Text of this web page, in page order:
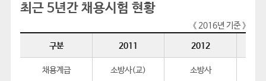
최근 5년간 채용시험 현황
《 2016년 기준 》
구분 2011 2012
채용계급 소방사(교) 소방사